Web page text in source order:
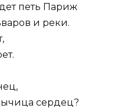
петь Париж
и реки.
сердец?